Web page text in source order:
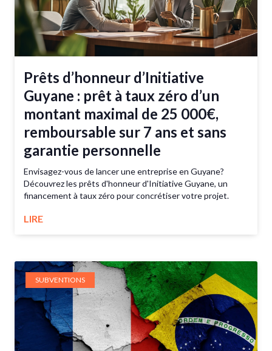
Prêts d’honneur d’Initiative
Guyane : prêt à taux zéro d’un
montant maximal de 25 000€,
remboursable sur 7 ans et sans
garantie personnelle
Envisagez-vous de lancer une entreprise en Guyane?
Découvrez les prêts d'honneur d'Initiative Guyane, un
financement à taux zéro pour concrétiser votre projet.
LIRE
SUBVENTIONS